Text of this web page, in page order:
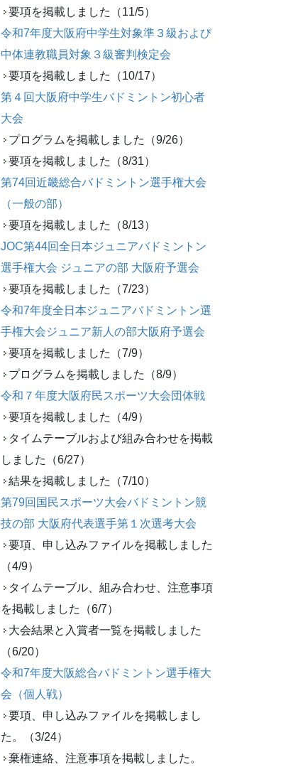
要項を掲載しました（11/5）
令和7年度大阪府中学生対象準３級および
中体連教職員対象３級審判検定会
要項を掲載しました（10/17）
第４回大阪府中学生バドミントン初心者
大会
プログラムを掲載しました（9/26）
要項を掲載しました（8/31）
第74回近畿総合バドミントン選手権大会
（一般の部）
要項を掲載しました（8/13）
JOC第44回全日本ジュニアバドミントン
選手権大会 ジュニアの部 大阪府予選会
要項を掲載しました（7/23）
令和7年度全日本ジュニアバドミントン選
手権大会ジュニア新人の部大阪府予選会
要項を掲載しました（7/9）
プログラムを掲載しました（8/9）
令和７年度大阪府民スポーツ大会団体戦
要項を掲載しました（4/9）
タイムテーブルおよび組み合わせを掲載
しました（6/27）
結果を掲載しました（7/10）
第79回国民スポーツ大会バドミントン競
技の部 大阪府代表選手第１次選考大会
要項、申し込みファイルを掲載しました
（4/9）
タイムテーブル、組み合わせ、注意事項
を掲載しました（6/7）
大会結果と入賞者一覧を掲載しました
（6/20）
令和7年度大阪総合バドミントン選手権大
会（個人戦）
要項、申し込みファイルを掲載しまし
た。（3/24）
棄権連絡、注意事項を掲載しました。